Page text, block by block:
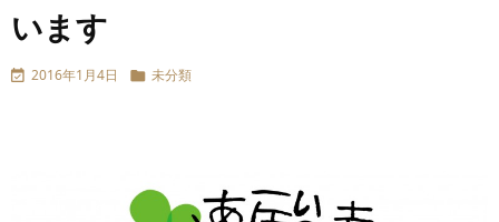
います
 2016年1月4日  未分類